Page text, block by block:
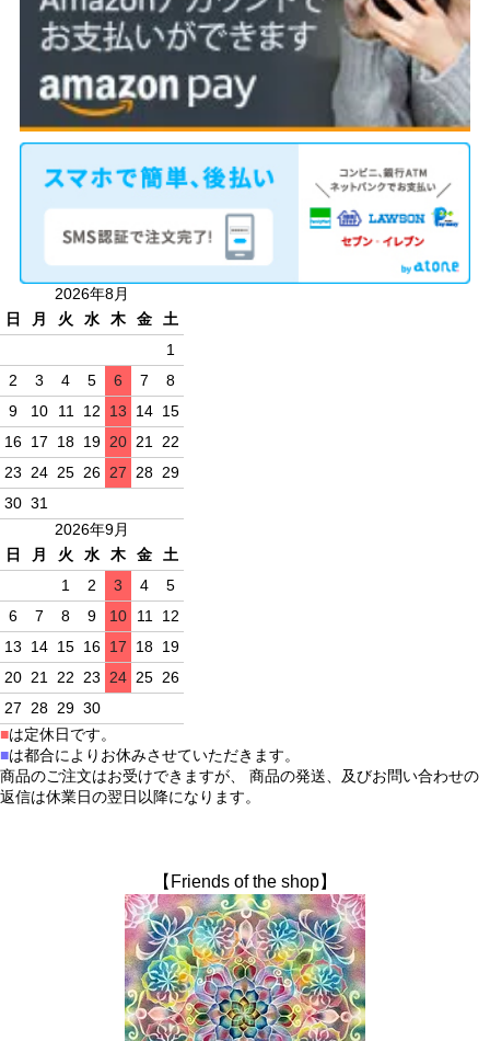
2026年8月
日
月 火 水 木 金
土
1
2
3 4 5 6 7
8
9
10 11 12 13 14 15
16 17 18 19 20 21 22
23 24 25 26 27 28 29
30 31
2026年9月
日
月 火 水 木 金
土
1
2 3 4
5
6
7 8 9 10 11 12
13
14 15 16 17 18 19
20 21 22 23 24 25 26
27 28 29 30
■は定休日です。
■は都合によりお休みさせていただきます。
商品のご注文はお受けできますが、 商品の発送、及びお問い合わせの
返信は休業日の翌日以降になります。
【Friends of the shop】